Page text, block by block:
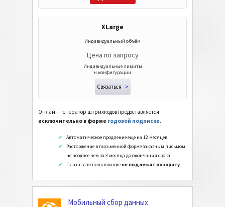
XLarge
Индивидуальный объём
Цена по запросу
Индивидуальные лимиты
и конфигурации
Связаться >
Онлайн-генератор штрихкодов предоставляется
исключительно в форме годовой подписки.
Автоматическое продление еще на 12 месяцев
Расторжение в письменной форме заказным письмом
не позднее чем за 3 месяца до окончания срока
Плата за использование не подлежит возврату
Мобильный сбор данных